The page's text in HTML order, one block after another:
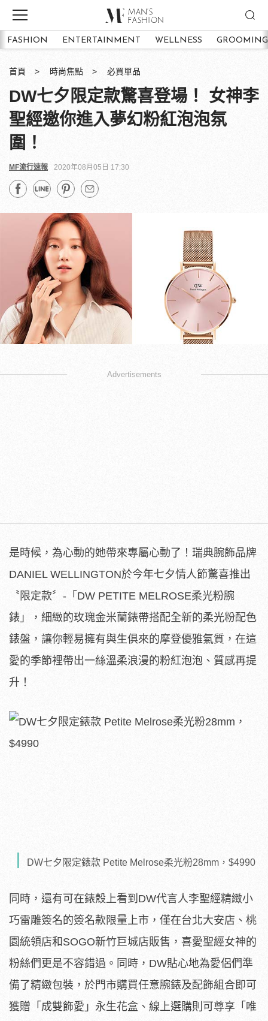
FASHION ENTERTAINMENT WELLNESS GROOMING
首頁 時尚焦點 必買單品
DW七夕限定款驚喜登場！ 女神李
聖經邀你進入夢幻粉紅泡泡氛
圍！
MF流行速報 2020年08月05日 17:30
Advertisements
是時候，為心動的她帶來專屬心動了！瑞典腕飾品牌
DANIEL WELLINGTON於今年七夕情人節驚喜推出
〝限定款〞-「DW PETITE MELROSE柔光粉腕
錶」，細緻的玫瑰金米蘭錶帶搭配全新的柔光粉配色
錶盤，讓你輕易擁有與生俱來的摩登優雅氣質，在這
愛的季節裡帶出一絲溫柔浪漫的粉紅泡泡、質感再提
升！
DW七夕限定錶款 Petite Melrose柔光粉28mm，$4990
同時，還有可在錶殼上看到DW代言人李聖經精緻小
巧雷雕簽名的簽名款限量上市，僅在台北大安店、桃
園統領店和SOGO新竹巨城店販售，喜愛聖經女神的
粉絲們更是不容錯過。同時，DW貼心地為愛侶們準
備了精緻包裝，於門市購買任意腕錶及配飾組合即可
獲贈「成雙飾愛」永生花盒、線上選購則可尊享「唯